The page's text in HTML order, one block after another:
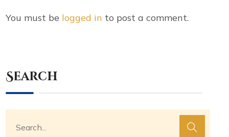
You must be logged in to post a comment.
Search